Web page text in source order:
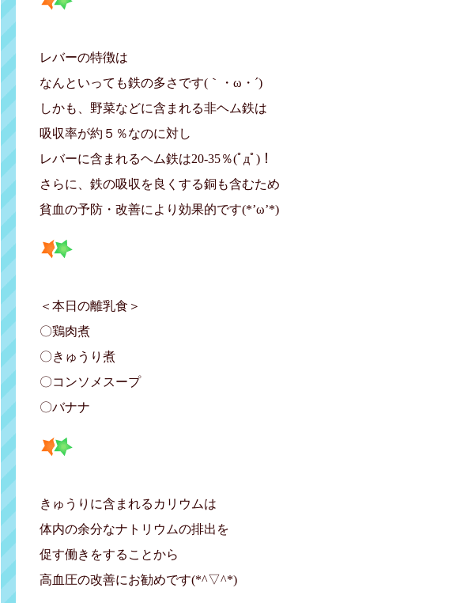
レバーの特徴は
なんといっても鉄の多さです(｀・ω・´)
しかも、野菜などに含まれる非ヘム鉄は
吸収率が約５％なのに対し
レバーに含まれるヘム鉄は20-35％(ﾟдﾟ)！
さらに、鉄の吸収を良くする銅も含むため
貧血の予防・改善により効果的です(*’ω’*)
＜本日の離乳食＞
〇鶏肉煮
〇きゅうり煮
〇コンソメスープ
〇バナナ
きゅうりに含まれるカリウムは
体内の余分なナトリウムの排出を
促す働きをすることから
高血圧の改善にお勧めです(*^▽^*)